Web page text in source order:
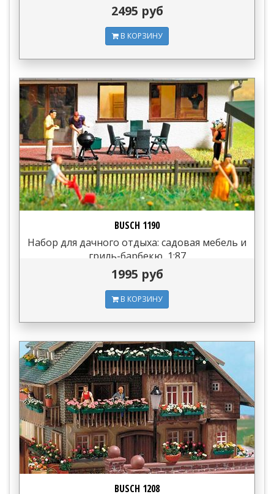
2495 руб
В КОРЗИНУ
BUSCH 1190
Набор для дачного отдыха: садовая мебель и
гриль-барбекю, 1:87
1995 руб
В КОРЗИНУ
BUSCH 1208